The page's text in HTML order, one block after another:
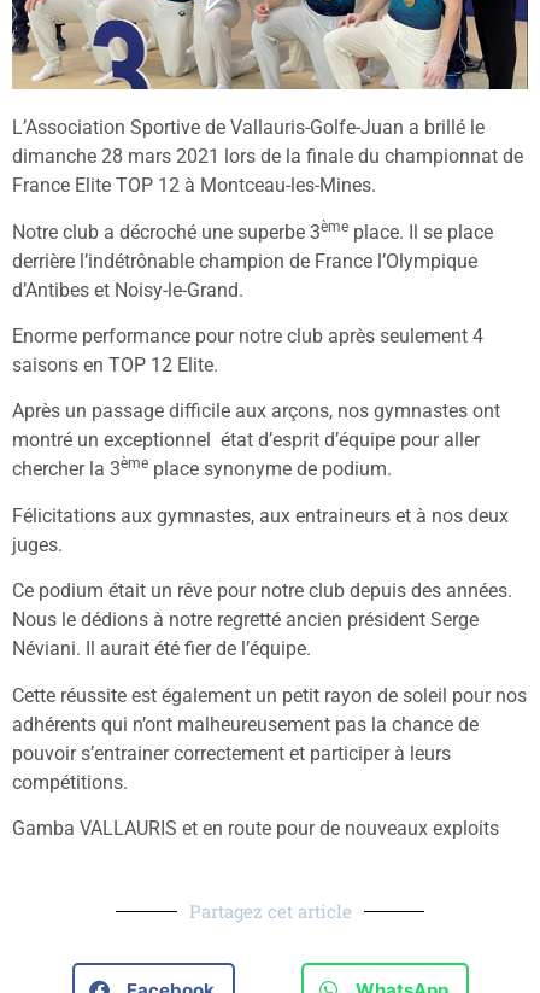
L’Association Sportive de Vallauris-Golfe-Juan a brillé le
dimanche 28 mars 2021 lors de la finale du championnat de
France Elite TOP 12 à Montceau-les-Mines.
Notre club a décroché une superbe 3ème place. Il se place
derrière l’indétrônable champion de France l’Olympique
d’Antibes et Noisy-le-Grand.
Enorme performance pour notre club après seulement 4
saisons en TOP 12 Elite.
Après un passage difficile aux arçons, nos gymnastes ont
montré un exceptionnel état d’esprit d’équipe pour aller
chercher la 3ème place synonyme de podium.
Félicitations aux gymnastes, aux entraineurs et à nos deux
juges.
Ce podium était un rêve pour notre club depuis des années.
Nous le dédions à notre regretté ancien président Serge
Néviani. Il aurait été fier de l’équipe.
Cette réussite est également un petit rayon de soleil pour nos
adhérents qui n’ont malheureusement pas la chance de
pouvoir s’entrainer correctement et participer à leurs
compétitions.
Gamba VALLAURIS et en route pour de nouveaux exploits
Partagez cet article